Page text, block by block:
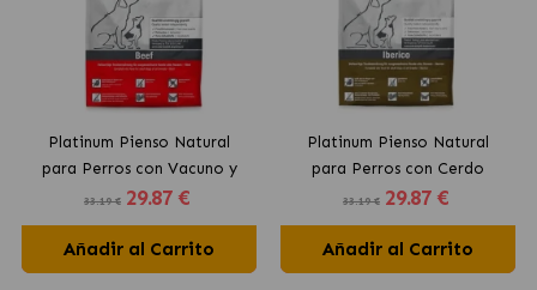
Platinum Pienso Natural
para Perros con Vacuno y
Patata
33.19 € 29.87 €
Añadir al Carrito
Platinum Pienso Natural
para Perros con Cerdo
Ibérico y Vegetales
33.19 € 29.87 €
Añadir al Carrito